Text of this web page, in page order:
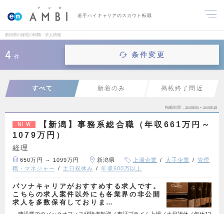
若手ハイキャリアのスカウト転職
新潟県の経理の転職・求人情報
4 件 条件変更
すべて 新着のみ 掲載終了間近
掲載期間 26/08/06～26/08/19
NEW
【新潟】事務系総合職（年収661万円～
1079万円）
経理
650万円 ～ 1099万円 新潟県 上場企業 大手企業
管理
職・マネジャー
土日祝休み 年収600万以上
パソナキャリアがおすすめする求人です。
こちらの求人案件以外にも各業界の非公開
求人を多数保有しておりま…